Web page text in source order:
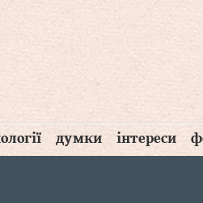
думки інтереси